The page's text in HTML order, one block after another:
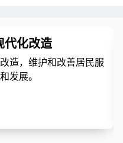
代化改造
造，维护和改善居民服
发展。